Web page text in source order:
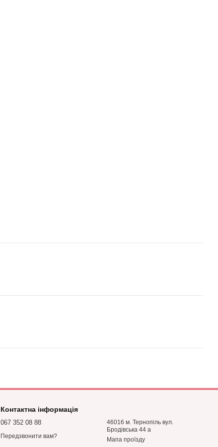
Контактна інформація
067 352 08 88
Передзвонити вам?
46016 м. Тернопіль вул.
Бродівська 44 а
Мапа проїзду